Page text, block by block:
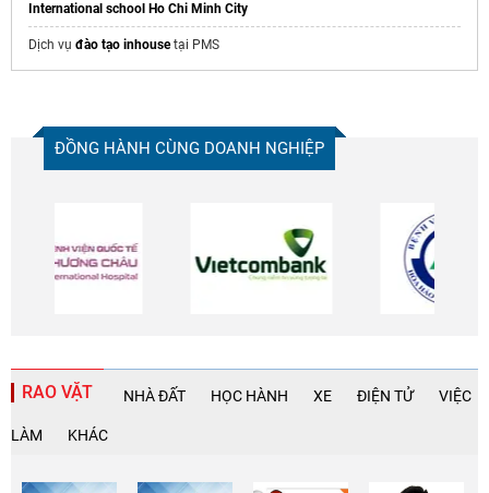
International school Ho Chi Minh City
Dịch vụ đào tạo inhousetại PMS
ĐỒNG HÀNH CÙNG DOANH NGHIỆP
RAO VẶT NHÀ ĐẤT HỌC HÀNH XE ĐIỆN TỬ VIỆC
LÀM KHÁC